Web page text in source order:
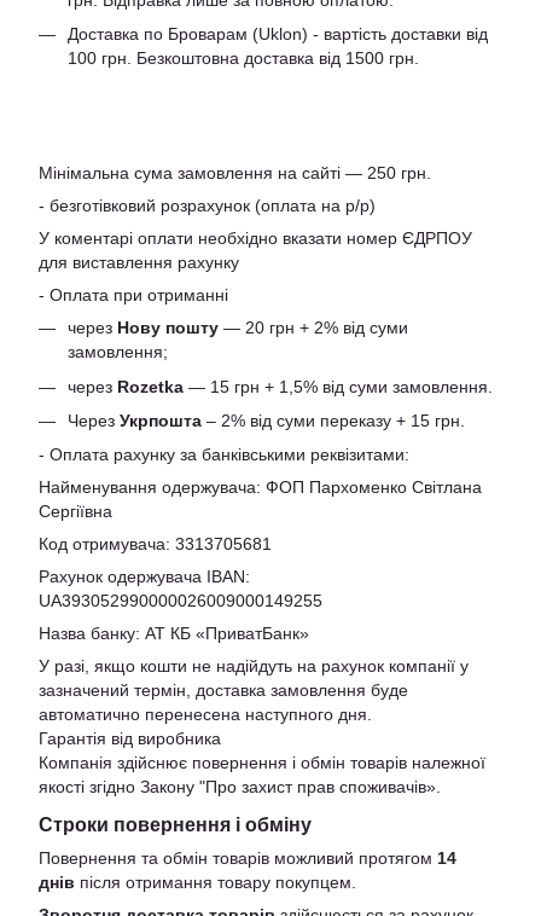
Доставка по Броварам (Uklon) - вартість доставки від
100 грн. Безкоштовна доставка від 1500 грн.
Мінімальна сума замовлення на сайті — 250 грн.
- безготівковий розрахунок (оплата на р/р)
У коментарі оплати необхідно вказати номер ЄДРПОУ
для виставлення рахунку
- Оплата при отриманні
через Нову пошту — 20 грн + 2% від суми
замовлення;
через Rozetka — 15 грн + 1,5% від суми замовлення.
Через Укрпошта – 2% від суми переказу + 15 грн.
- Оплата рахунку за банківськими реквізитами:
Найменування одержувача: ФОП Пархоменко Світлана
Сергіївна
Код отримувача: 3313705681
Рахунок одержувача IBAN:
UA393052990000026009000149255
Назва банку: АТ КБ «ПриватБанк»
У разі, якщо кошти не надійдуть на рахунок компанії у
зазначений термін, доставка замовлення буде
автоматично перенесена наступного дня.
Гарантія від виробника
Компанія здійснює повернення і обмін товарів належної
якості згідно Закону "Про захист прав споживачів».
Строки повернення і обміну
Повернення та обмін товарів можливий протягом 14
днів після отримання товару покупцем.